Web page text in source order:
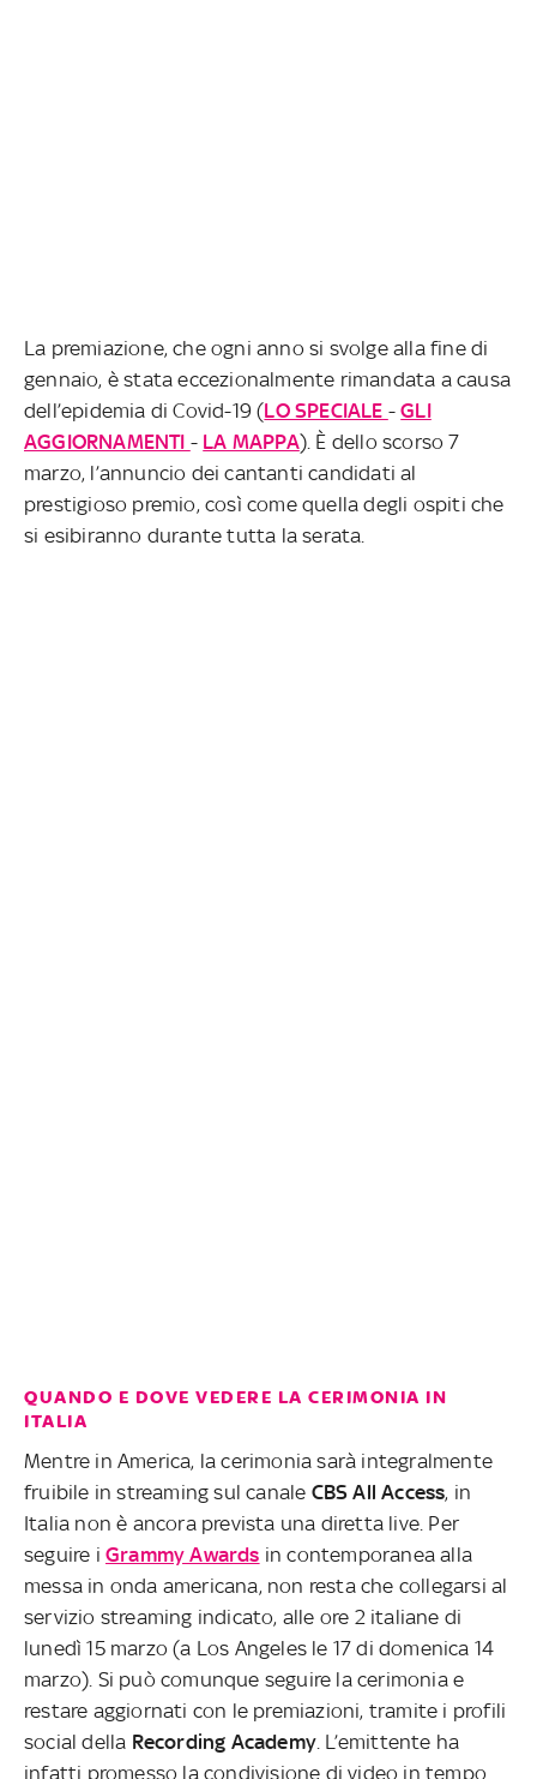
La premiazione, che ogni anno si svolge alla fine di
gennaio, è stata eccezionalmente rimandata a causa
dell’epidemia di Covid-19 (LO SPECIALE -GLI
AGGIORNAMENTI - LA MAPPA). È dello scorso 7
marzo, l’annuncio dei cantanti candidati al
prestigioso premio, così come quella degli ospiti che
si esibiranno durante tutta la serata.
QUANDO E DOVE VEDERE LA CERIMONIA IN
ITALIA
Mentre in America, la cerimonia sarà integralmente
fruibile in streaming sul canale CBS All Access, in
Italia non è ancora prevista una diretta live. Per
seguire i Grammy Awards in contemporanea alla
messa in onda americana, non resta che collegarsi al
servizio streaming indicato, alle ore 2 italiane di
lunedì 15 marzo (a Los Angeles le 17 di domenica 14
marzo). Si può comunque seguire la cerimonia e
restare aggiornati con le premiazioni, tramite i profili
social della Recording Academy . L’emittente ha
infatti promesso la condivisione di video in tempo